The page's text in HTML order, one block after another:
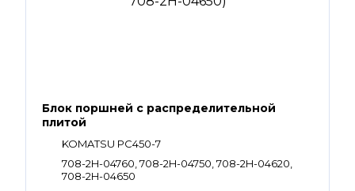
Блок поршней c распределительной
плитой
KOMATSU PC450-7
708-2H-04760, 708-2H-04750, 708-2H-04620,
708-2H-04650